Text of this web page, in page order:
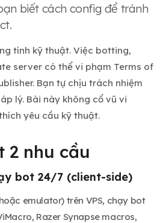
biết cách config để tránh
tính kỹ thuật. Việc botting,
server có thể vi phạm Terms of
Bạn tự chịu trách nhiệm
lý. Bài này không cổ vũ vi
yêu cầu kỹ thuật.
2 nhu cầu
bot 24/7 (client-side)
emulator) trên VPS, chạy bot
Razer Synapse macros,